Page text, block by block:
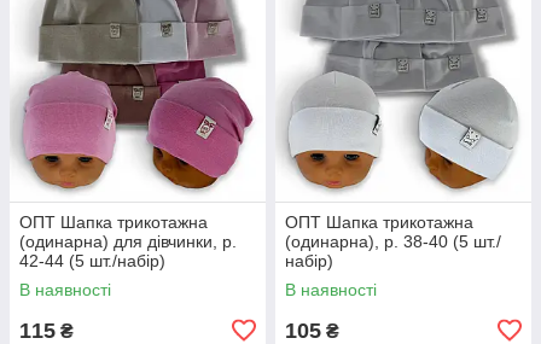
ОПТ Шапка трикотажна
(одинарна) для дівчинки, р.
42-44 (5 шт./набір)
В наявності
115 ₴
ОПТ Шапка трикотажна
(одинарна), р. 38-40 (5 шт./
набір)
В наявності
105 ₴